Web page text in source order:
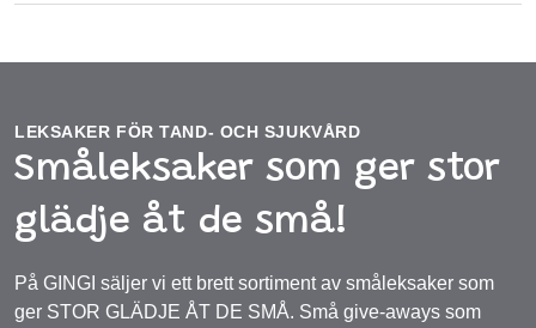
LEKSAKER FÖR TAND- OCH SJUKVÅRD
Småleksaker som ger stor
glädje åt de små!
På GINGI säljer vi ett brett sortiment av småleksaker som
ger STOR GLÄDJE ÅT DE SMÅ. Små give-aways som